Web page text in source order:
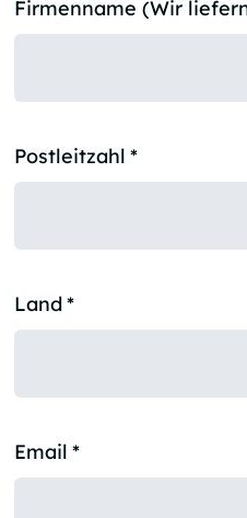
Firmenname (Wir
Postleitzahl *
Land*
Email *